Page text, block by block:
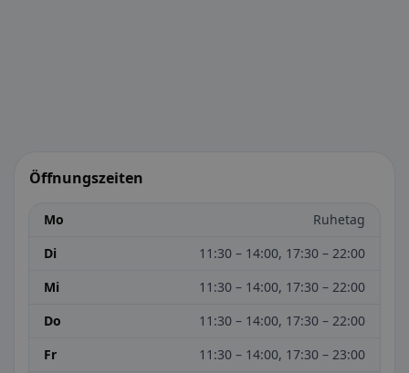
Öffnungszeiten
Mo
Ruhetag
Di
11:30 – 14:00, 17:30 – 22:00
Mi
11:30 – 14:00, 17:30 – 22:00
Do
11:30 – 14:00, 17:30 – 22:00
Fr
11:30 – 14:00, 17:30 – 23:00